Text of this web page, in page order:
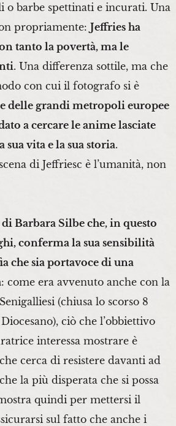
o barbe spettinati e incurati. Una
propriamente: Jeffries ha
tanto la povertà, ma le
. Una differenza sottile, ma che
con cui il fotografo si è
delle grandi metropoli europee
a cercare le anime lasciate
sua vita e la sua storia.
di Jeffriesc è l’umanità, non
di Barbara Silbe che, in questo
conferma la sua sensibilità
che sia portavoce di una
: come era avvenuto anche con la
(chiusa lo scorso 8
ciò che l’obbiettivo
interessa mostrare è
che cerca di resistere davanti ad
la più disperata che si possa
quindi per mettersi il
sul fatto che anche i